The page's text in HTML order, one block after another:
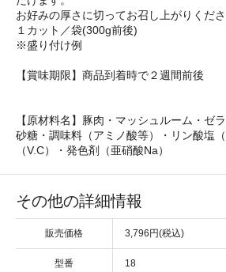
お好みの厚さに切ってお召し上がりくださ
１カット／袋(300g前後)
※盛り付け例
【賞味期限】商品到着時で２週間前後
【原材料名】豚肉・マッシュルーム・ゼ
砂糖・調味料（アミノ酸等）・リン酸塩
（V.C）・発色剤（亜硝酸Na）
その他の詳細情報
販売価格 3,796円(税込)
型番 18